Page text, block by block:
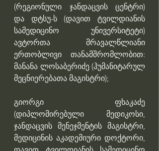
(რეგიონული ჯანდაცვის ცენტრი)
და დტსუ-ს (დავით ტვილდიანის
სამედიცინო უნივერსიტეტი)
ავტორთა მრავალწლიანი
ერთობლივი თანამშრომლობით:
მანანა ლოსაბერიძე (ჰუმანიტარულ
მეცნიერებათა მაგისტრი);
გიორგი ფხაკაძე
(დიპლომირებული მედიკოსი,
ჯანდაცვის მენეჯმენტის მაგისტრი,
მედიცინის აკადემიური დოქტორი,